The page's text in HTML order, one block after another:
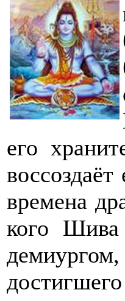
его
времена
кого Шива